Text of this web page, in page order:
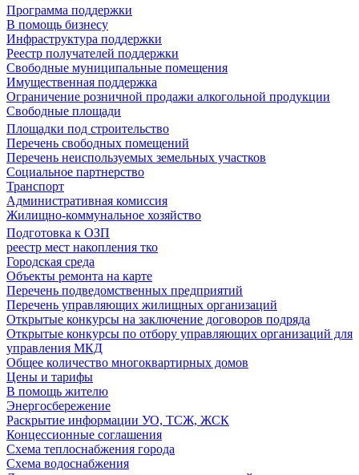
Программа поддержки
В помощь бизнесу
Инфраструктура поддержки
Реестр получателей поддержки
Свободные муниципальные помещения
Имущественная поддержка
Ограничение розничной продажи алкогольной продукции
Свободные площади
Площадки под строительство
Перечень свободных помещений
Перечень неиспользуемых земельных участков
Социальное партнерство
Транспорт
Административная комиссия
Жилищно-коммунальное хозяйство
Подготовка к ОЗП
реестр мест накопления тко
Городская среда
Объекты ремонта на карте
Перечень подведомственных предприятий
Перечень управляющих жилищных организаций
Открытые конкурсы на заключение договоров подряда
Открытые конкурсы по отбору управляющих организаций для
управления МКД
Общее количество многоквартирных домов
Цены и тарифы
В помощь жителю
Энергосбережение
Раскрытие информации УО, ТСЖ, ЖСК
Концессионные соглашения
Схема теплоснабжения города
Схема водоснабжения